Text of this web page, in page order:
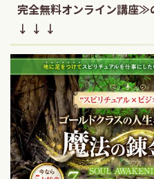
完全無料オンライン講座
↓ ↓ ↓